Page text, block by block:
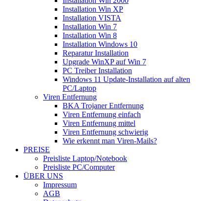
Installation Win XP
Installation VISTA
Installation Win 7
Installation Win 8
Installation Windows 10
Reparatur Installation
Upgrade WinXP auf Win 7
PC Treiber Installation
Windows 11 Update-Installation auf alten
PC/Laptop
Viren Entfernung
BKA Trojaner Entfernung
Viren Entfernung einfach
Viren Entfernung mittel
Viren Entfernung schwierig
Wie erkennt man Viren-Mails?
PREISE
Preisliste Laptop/Notebook
Preisliste PC/Computer
ÜBER UNS
Impressum
AGB